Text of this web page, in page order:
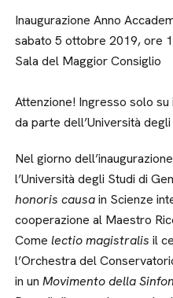
Inaugurazione Anno
sabato 5 ottobre 2019, ore
Sala del Maggior Consiglio
Attenzione! Ingresso solo su
da parte dell’Università
Nel giorno
l’Università degli Studi di
honoris causain Scienze
cooperazione al Maestro
Comelectio magistralis il
l’Orchestra del
in unMovimento della